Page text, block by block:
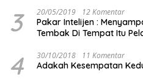
3 20/05/2019 12 Komentar
Pakar Intelijen :
Tembak Di Tempat Itu
4 30/10/2018 11 Komentar
Adakah Kesempatan